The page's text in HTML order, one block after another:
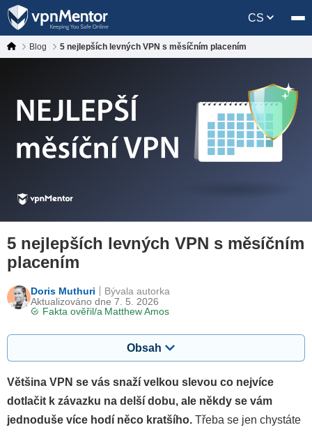
CS
Blog 5 nejlepších levných VPN s měsíčním placením
5 nejlepších levných VPN s měsíčním
placením
Doris Muthuri
Aktualizováno dne 7. 5. 2026
Fakta ověřil/a Matthew Amos
Bývala autorka
Obsah
Většina VPN se vás snaží velkou slevou co nejvíce
dotlačit k závazku na delší dobu, ale někdy se vám
jednoduše více hodí něco kratšího. Třeba se jen chystáte